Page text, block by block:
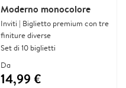
Moderno monocolore
Inviti | Biglietto premium con tre
finiture diverse
Set di 10 biglietti
Da
14,99 €